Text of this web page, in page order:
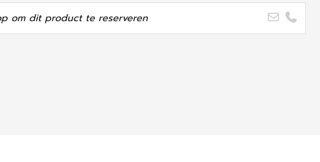
om dit product te reserveren